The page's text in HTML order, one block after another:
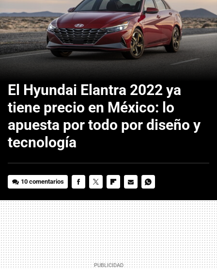
El Hyundai Elantra 2022 ya
tiene precio en México: lo
apuesta por todo por diseño y
tecnología
10 comentarios
MAIL